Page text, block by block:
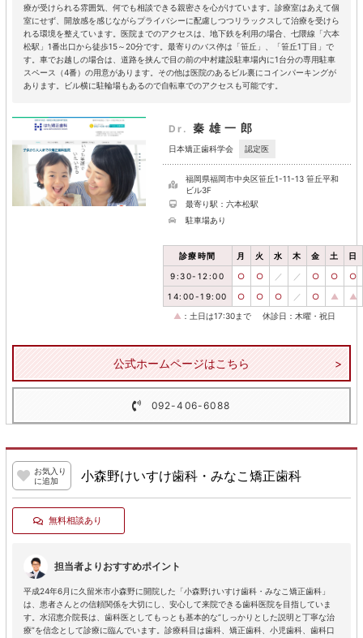
療が受けられる雰囲気、何でも相談できる親密さを心がけています。診療室はあえて個
室にせず、開放感を感じながらプライバシーに配慮しつつリラックスして治療を受けら
れる環境を整えています。医院までのアクセスは、地下鉄を利用の場合、七隈線「六本
松駅」1番出口から徒歩15～20分です。最寄りのバス停は「笹丘」、「笹丘1丁目」で
す。車でお越しの場合は、道路を挟んで目の前の中村建設駐車場内に1台分の専用駐車
スペース（4番）の用意があります。その他は医院のあるビル裏にコインパーキングが
あります。ビル横に駐輪場もあるので自転車でのアクセスも可能です。
Dr. 秦雄一郎
日本矯正歯科学会 認定医
福岡県福岡市中央区笹丘1-11-13 笹丘平和
ビル3F
最寄り駅：六本松駅
駐車場あり
診療時間 月 火 水 木 金 土 日
9:30-12:00 ○ ○ ／ ／ ○ ○ ○
14:00-19:00 ○ ○ ○ ／ ○ ▲ ▲
▲ ：土日は17:30まで 休診日：木曜・祝日
公式ホームページはこちら
092-406-6088
お気入り
に追加
小森野けいすけ歯科・みなこ矯正歯科
無料相談あり
担当者よりおすすめポイント
平成24年6月に久留米市小森野に開院した「小森野けいすけ歯科・みなこ矯正歯科」
は、患者さんとの信頼関係を大切にし、安心して来院できる歯科医院を目指していま
す。水沼恵介院長は、歯科医としてもっとも基本的な“しっかりとした説明と丁寧な治
療”を信念として診療に臨んでいます。診療科目は歯科、矯正歯科、小児歯科、歯科口